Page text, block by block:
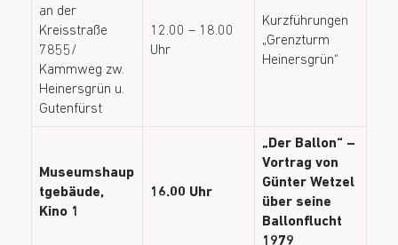
an der
Kreisstraße
7855/
Kammweg zw.
Heinersgrün u.
Gutenfürst
12.00 – 18.00
Uhr
Kurzführungen
„Grenzturm
Heinersgrün“
Museumshaup
tgebäude,
Kino 1
16.00 Uhr
„Der Ballon“ –
Vortrag von
Günter Wetzel
über seine
Ballonflucht
1979